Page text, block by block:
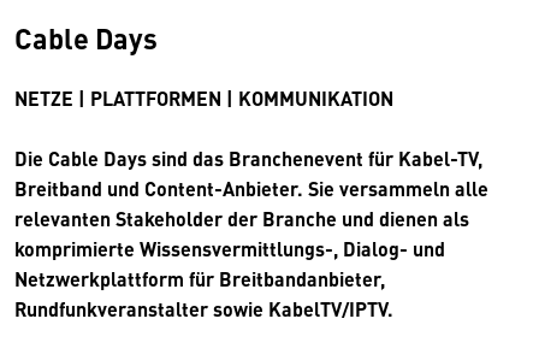
Cable Days
NETZE | PLATTFORMEN | KOMMUNIKATION
Die Cable Days sind das Branchenevent für Kabel-TV,
Breitband und Content-Anbieter. Sie versammeln alle
relevanten Stakeholder der Branche und dienen als
komprimierte Wissensvermittlungs-, Dialog- und
Netzwerkplattform für Breitbandanbieter,
Rundfunkveranstalter sowie KabelTV/IPTV.